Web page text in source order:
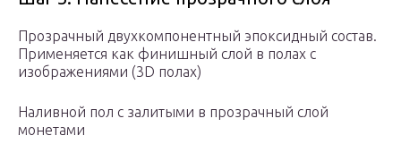
Прозрачный двухкомпонентный эпоксидный состав.
Применяется как финишный слой в полах с
изображениями (3D полах)
Наливной пол с залитыми в прозрачный слой
монетами